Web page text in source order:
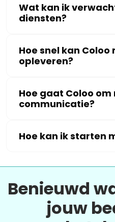
Wat kan ik
diensten?
Hoe snel kan
opleveren?
Hoe gaat Coloo om
communicatie?
Hoe kan ik starten
Benieuwd
jouw